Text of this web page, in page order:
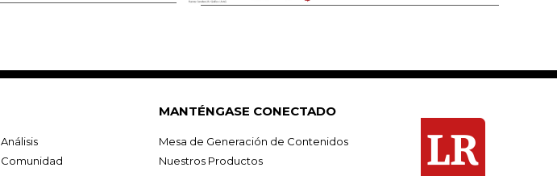
Análisis
Comunidad
MANTÉNGASE CONECTADO
Mesa de Generación de Contenidos
Nuestros Productos